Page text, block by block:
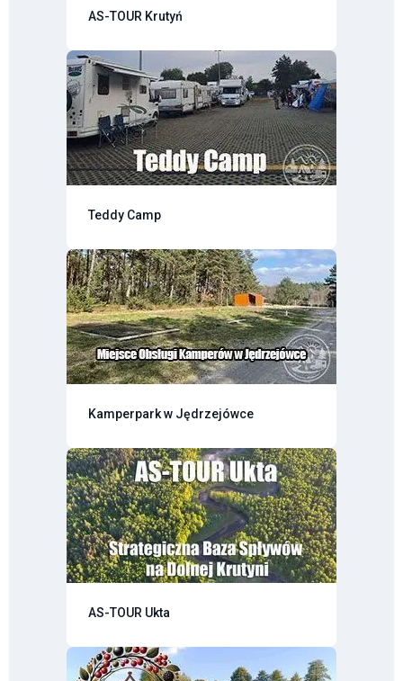
AS-TOUR Krutyń
Teddy Camp
Kamperpark w Jędrzejówce
AS-TOUR Ukta